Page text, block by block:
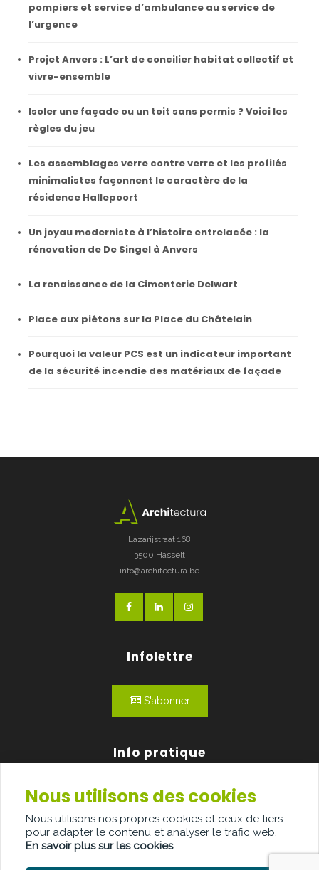
pompiers et service d’ambulance au service de
l’urgence
Projet Anvers : L’art de concilier habitat collectif et
vivre-ensemble
Isoler une façade ou un toit sans permis ? Voici les
règles du jeu
Les assemblages verre contre verre et les profilés
minimalistes façonnent le caractère de la
résidence Hallepoort
Un joyau moderniste à l’histoire entrelacée : la
rénovation de De Singel à Anvers
La renaissance de la Cimenterie Delwart
Place aux piétons sur la Place du Châtelain
Pourquoi la valeur PCS est un indicateur important
de la sécurité incendie des matériaux de façade
Lazarijstraat 168
3500 Hasselt
info@architectura.be
Infolettre
S'abonner
Info pratique
Qui sommes-nous?
Publicité
Contact
Nous utilisons des cookies
Nous utilisons nos propres cookies et ceux de tiers
pour adapter le contenu et analyser le trafic web.
En savoir plus sur les cookies